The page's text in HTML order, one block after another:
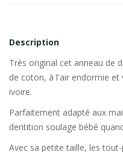
Description
Très original cet anneau de
de coton, à l'air endormie
ivoire.
Parfaitement adapté aux
dentition soulage bébé
Avec sa petite taille, les